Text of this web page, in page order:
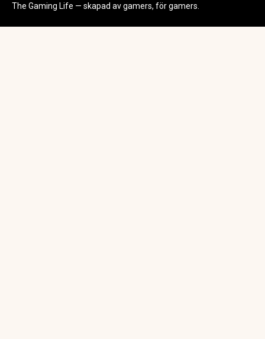
The Gaming Life — skapad av gamers, för gamers.